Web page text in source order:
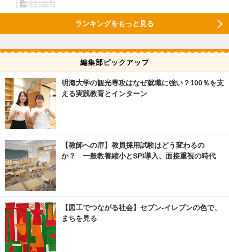
ランキングをもっと見る
編集部ピックアップ
明海大学の観光専攻はなぜ就職に強い？100％を支
える実践教育とインターン
【教師への扉】教員採用試験はどう変わるの
か？ 一般教養縮小とSPI導入、面接重視の時代
【図工でつながる社会】セブン‐イレブンの色で、
まちを見る